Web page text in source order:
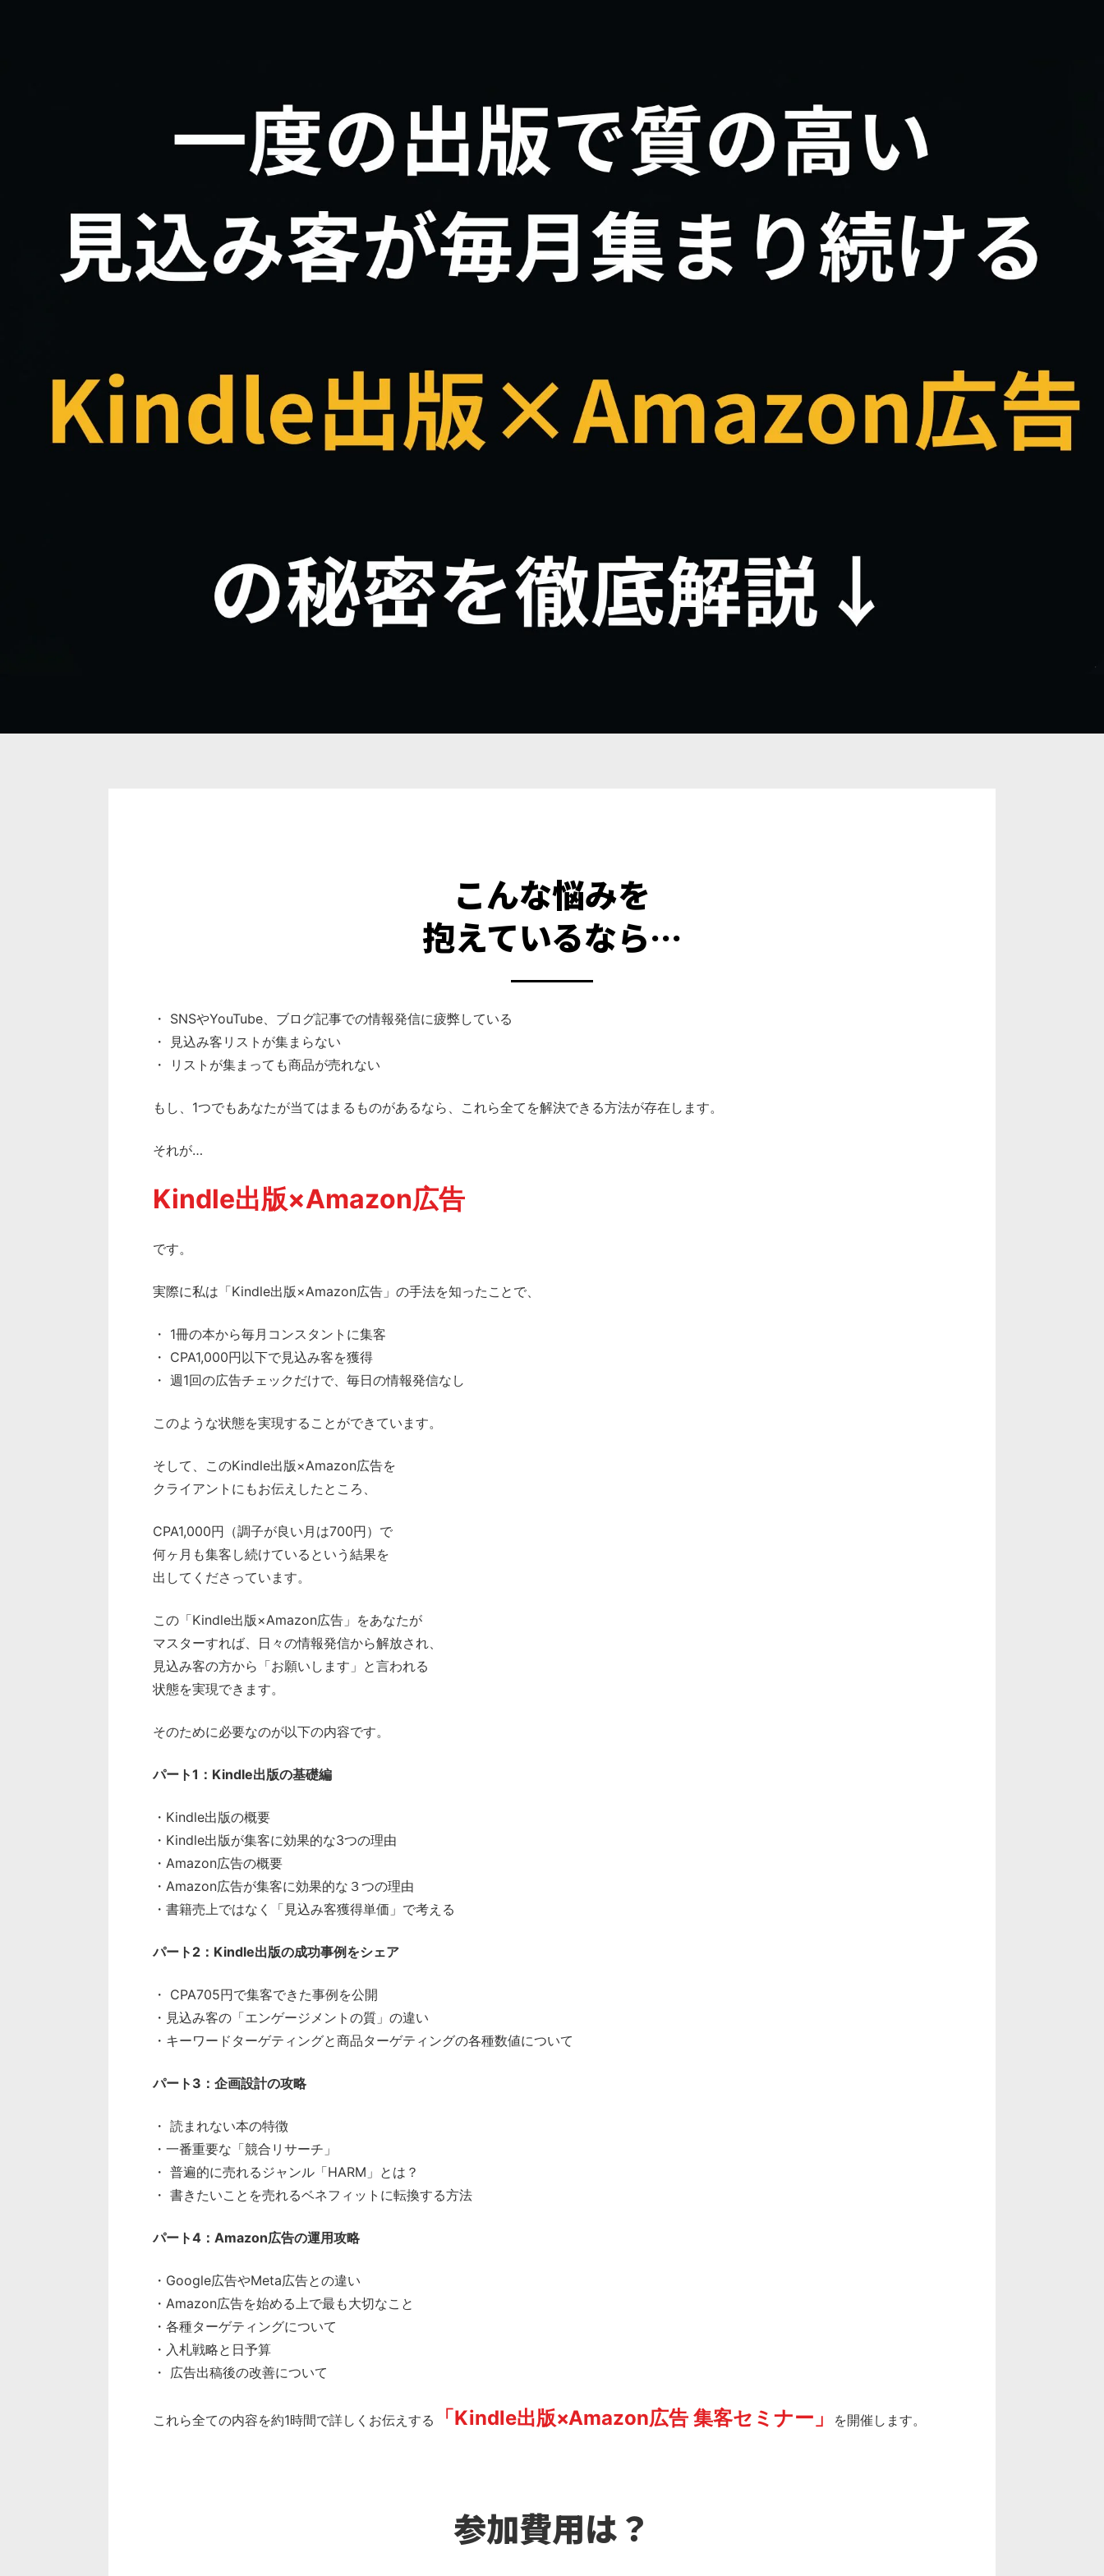
こんな悩みを
抱えているなら…
・ SNSやYouTube、ブログ記事での情報発信に疲弊している
・ 見込み客リストが集まらない
・ リストが集まっても商品が売れない
もし、1つでもあなたが当てはまるものがあるなら、これら全てを解決できる方法が存在します。
それが…
Kindle出版×Amazon広告
です。
実際に私は「Kindle出版×Amazon広告」の手法を知ったことで、
・ 1冊の本から毎月コンスタントに集客
・ CPA1,000円以下で見込み客を獲得
・ 週1回の広告チェックだけで、毎日の情報発信なし
このような状態を実現することができています。
そして、このKindle出版×Amazon広告を
クライアントにもお伝えしたところ、
CPA1,000円（調子が良い月は700円）で
何ヶ月も集客し続けているという結果を
出してくださっています。
この「Kindle出版×Amazon広告」をあなたが
マスターすれば、日々の情報発信から解放され、
見込み客の方から「お願いします」と言われる
状態を実現できます。
そのために必要なのが以下の内容です。
パート1：Kindle出版の基礎編
・Kindle出版の概要
・Kindle出版が集客に効果的な3つの理由
・Amazon広告の概要
・Amazon広告が集客に効果的な３つの理由
・書籍売上ではなく「見込み客獲得単価」で考える
パート2：Kindle出版の成功事例をシェア
・ CPA705円で集客できた事例を公開
・見込み客の「エンゲージメントの質」の違い
・キーワードターゲティングと商品ターゲティングの各種数値について
パート3：企画設計の攻略
・ 読まれない本の特徴
・一番重要な「競合リサーチ」
・ 普遍的に売れるジャンル「HARM」とは？
・ 書きたいことを売れるベネフィットに転換する方法
パート4：Amazon広告の運用攻略
・Google広告やMeta広告との違い
・Amazon広告を始める上で最も大切なこと
・各種ターゲティングについて
・入札戦略と日予算
・ 広告出稿後の改善について
これら全ての内容を約1時間で詳しくお伝えする 「Kindle出版×Amazon広告 集客セミナー」 を開催します。
参加費用は？